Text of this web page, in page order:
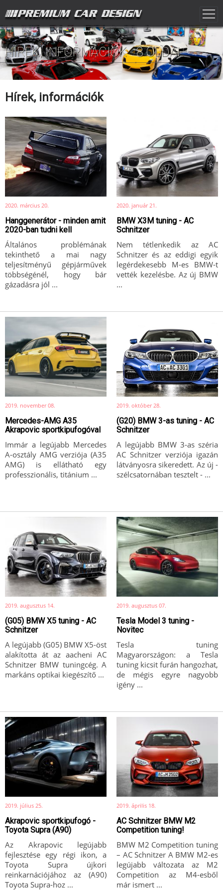
HÍREK, INFORMÁCIÓK - 8 OLDAL
Hírek, információk
2020. március 20.
Hanggenerátor - minden amit
2020-ban tudni kell
Általános problémának
tekinthető a mai nagy
teljesítményű gépjárművek
többségénél, hogy bár
gázadásra jól ...
2020. január 21.
BMW X3M tuning - AC
Schnitzer
Nem tétlenkedik az AC
Schnitzer és az eddigi egyik
legérdekesebb M-es BMW-t
vették kezelésbe. Az új BMW
...
2019. november 08.
Mercedes-AMG A35
Akrapovic sportkipufogóval
Immár a legújabb Mercedes
A-osztály AMG verziója (A35
AMG) is ellátható egy
professzionális, titánium ...
2019. október 28.
(G20) BMW 3-as tuning - AC
Schnitzer
A legújabb BMW 3-as széria
AC Schnitzer verziója igazán
látványosra sikeredett. Az új -
szélcsatornában tesztelt - ...
2019. augusztus 14.
(G05) BMW X5 tuning - AC
Schnitzer
A legújabb (G05) BMW X5-öst
alakította át az aacheni AC
Schnitzer BMW tuningcég. A
markáns optikai kiegészítő ...
2019. augusztus 07.
Tesla Model 3 tuning -
Novitec
Tesla tuning
Magyarországon: a Tesla
tuning kicsit furán hangozhat,
de mégis egyre nagyobb
igény ...
2019. július 25.
Akrapovic sportkipufogó -
Toyota Supra (A90)
Az Akrapovic legújabb
fejlesztése egy régi ikon, a
Toyota Supra újkori
reinkarnációjához az (A90)
Toyota Supra-hoz ...
2019. április 18.
AC Schnitzer BMW M2
Competition tuning!
BMW M2 Competition tuning
– AC Schnitzer A BMW M2-es
legújabb változata az M2
Competition az M4-esből
már ismert ...